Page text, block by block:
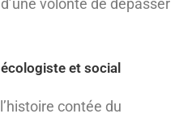
volonté de dépasser
et social
contée du